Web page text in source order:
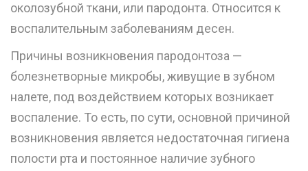
околозубной ткани, или пародонта. Относится к
воспалительным заболеваниям десен.
Причины возникновения пародонтоза —
болезнетворные микробы, живущие в зубном
налете, под воздействием которых возникает
воспаление. То есть, по сути, основной причиной
возникновения является недостаточная гигиена
полости рта и постоянное наличие зубного